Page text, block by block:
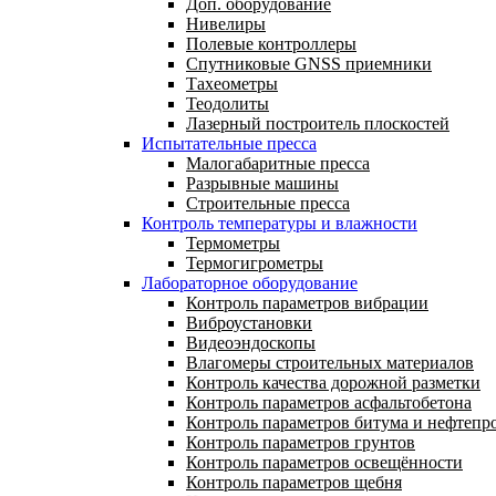
Доп. оборудование
Нивелиры
Полевые контроллеры
Спутниковые GNSS приемники
Тахеометры
Теодолиты
Лазерный построитель плоскостей
Испытательные пресса
Малогабаритные пресса
Разрывные машины
Строительные пресса
Контроль температуры и влажности
Термометры
Термогигрометры
Лабораторное оборудование
Контроль параметров вибрации
Виброустановки
Видеоэндоскопы
Влагомеры строительных материалов
Контроль качества дорожной разметки
Контроль параметров асфальтобетона
Контроль параметров битума и
Контроль параметров грунтов
Контроль параметров освещённости
Контроль параметров щебня